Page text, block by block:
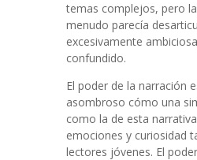
temas complejos, pero
menudo parecía
excesivamente
confundido.
El poder de la narración
asombroso cómo una
como la de esta
emociones y curiosidad
lectores jóvenes. El